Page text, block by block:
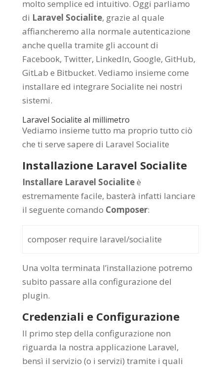
molto semplice ed intuitivo. Oggi parliamo
di Laravel Socialite, grazie al quale
affiancheremo alla normale autenticazione
anche quella tramite gli account di
Facebook, Twitter, LinkedIn, Google, GitHub,
GitLab e Bitbucket. Vediamo insieme come
installare ed integrare Socialite nei nostri
sistemi.
Laravel Socialite al millimetro
Vediamo insieme tutto ma proprio tutto ciò
che ti serve sapere di Laravel Socialite
Installazione Laravel Socialite
Installare Laravel Socialiteè
estremamente facile, basterà infatti lanciare
il seguente comando Composer:
composer require laravel/socialite
Una volta terminata l’installazione potremo
subito passare alla configurazione del
plugin.
Credenziali e Configurazione
Il primo step della configurazione non
riguarda la nostra applicazione Laravel,
bensì il servizio (o i servizi) tramite i quali